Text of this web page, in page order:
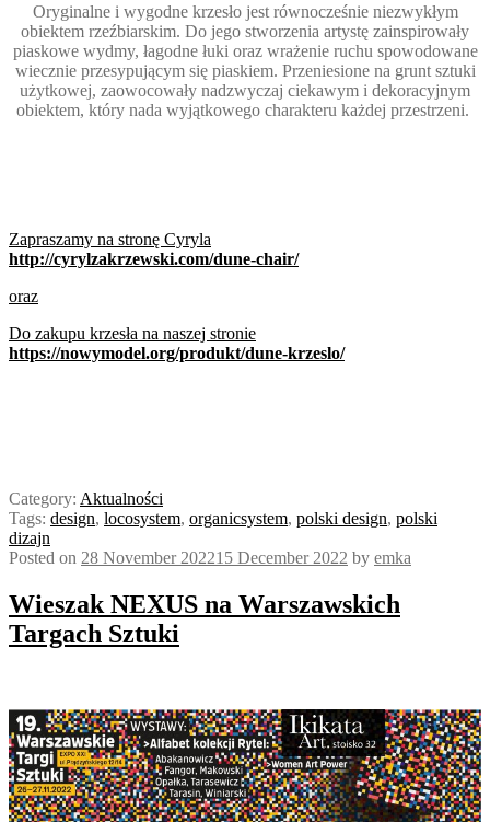
Oryginalne i wygodne krzesło jest równocześnie niezwykłym
obiektem rzeźbiarskim. Do jego stworzenia artystę zainspirowały
piaskowe wydmy, łagodne łuki oraz wrażenie ruchu spowodowane
wiecznie przesypującym się piaskiem. Przeniesione na grunt sztuki
użytkowej, zaowocowały nadzwyczaj ciekawym i dekoracyjnym
obiektem, który nada wyjątkowego charakteru każdej przestrzeni.
Zapraszamy na stronę Cyryla
http://cyrylzakrzewski.com/dune-chair/
oraz
Do zakupu krzesła na naszej stronie
https://nowymodel.org/produkt/dune-krzeslo/
Category: Aktualności
Tags: design, locosystem, organicsystem, polski design, polski
dizajn
Posted on 28 November 202215 December 2022 by emka
Wieszak NEXUS na Warszawskich
Targach Sztuki